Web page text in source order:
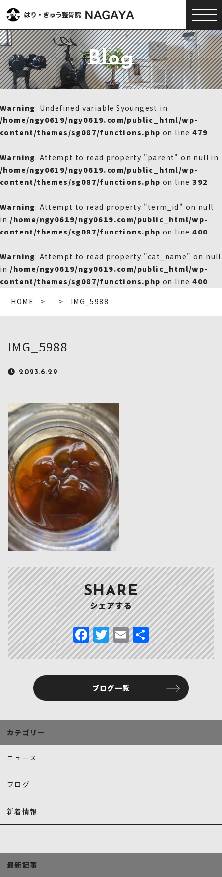
Blog
Warning: Undefined variable $youngest in
/home/ngy0619/ngy0619.com/public_html/wp-
content/themes/sg087/functions.php on line479
Warning: Attempt to read property "parent" on null in
/home/ngy0619/ngy0619.com/public_html/wp-
content/themes/sg087/functions.php on line392
Warning: Attempt to read property "term_id" on null
in /home/ngy0619/ngy0619.com/public_html/wp-
content/themes/sg087/functions.php on line400
Warning: Attempt to read property "cat_name" on null
in /home/ngy0619/ngy0619.com/public_html/wp-
content/themes/sg087/functions.php on line400
HOME IMG_5988
IMG_5988
2023.6.29
SHARE
シェアする
F
a
c
e
b
o
k
T
w
it
te
r
E
m
ai
l
共
有
ブログ一覧
カテゴリー
ニュース
ブログ
新着情報
最新記事